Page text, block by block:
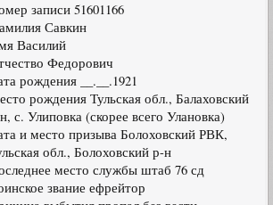
записи 51601166
Савкин
Василий
Федорович
рождения __.__.1921
рождения Тульская обл., Балаховский
с. Улиповка (скорее всего Улановка)
и место призыва Болоховский РВК,
обл., Болоховский р-н
место службы штаб 76 сд
звание ефрейтор